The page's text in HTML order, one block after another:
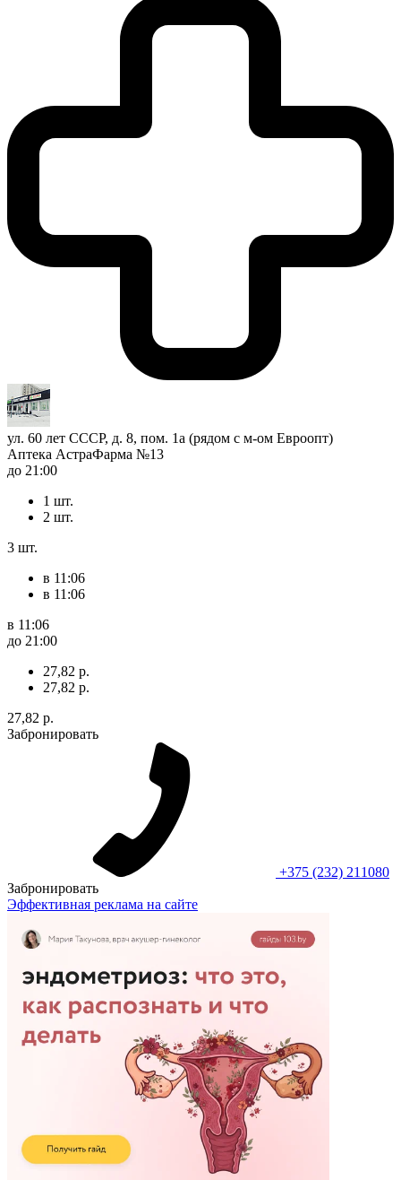
ул. 60 лет СССР, д. 8, пом. 1а (рядом с м-ом Евроопт)
Аптека АстраФарма №13
до 21:00
1 шт.
2 шт.
3 шт.
в 11:06
в 11:06
в 11:06
до 21:00
27,82 р.
27,82 р.
27,82 р.
Забронировать
+375 (232) 211080
Забронировать
Эффективная реклама на сайте